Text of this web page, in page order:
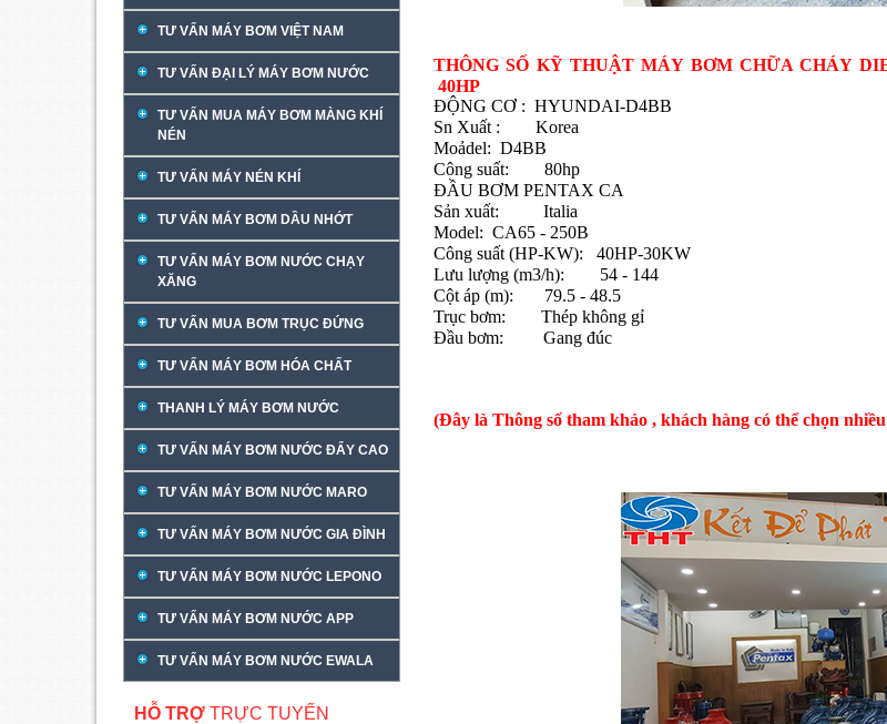
TƯ VẤN MÁY BƠM VIỆT NAM
TƯ VẤN ĐẠI LÝ MÁY BƠM NƯỚC
TƯ VẤN MUA MÁY BƠM MÀNG KHÍ
NÉN
TƯ VẤN MÁY NÉN KHÍ
TƯ VẤN MÁY BƠM DẦU NHỚT
TƯ VẤN MÁY BƠM NƯỚC CHẠY
XĂNG
TƯ VẤN MUA BƠM TRỤC ĐỨNG
TƯ VẤN MÁY BƠM HÓA CHẤT
THANH LÝ MÁY BƠM NƯỚC
TƯ VẤN MÁY BƠM NƯỚC ĐẨY CAO
TƯ VẤN MÁY BƠM NƯỚC MARO
TƯ VẤN MÁY BƠM NƯỚC GIA ĐÌNH
TƯ VẤN MÁY BƠM NƯỚC LEPONO
TƯ VẤN MÁY BƠM NƯỚC APP
TƯ VẤN MÁY BƠM NƯỚC EWALA
HỖ TRỢ TRỰC TUYẾN
THÔNG SỐ KỸ THUẬT MÁY BƠM CHỮA CHÁY
40HP
ĐỘNG CƠ : HYUNDAI-D4BB
Sn Xuất : Korea
Moảdel: D4BB
Công suất: 80hp
ĐẦU BƠM PENTAX CA
Sản xuất: Italia
Model: CA65 - 250B
Công suất (HP-KW): 40HP-30KW
Lưu lượng (m3/h): 54 - 144
Cột áp (m): 79.5 - 48.5
Trục bơm: Thép không gỉ
Đầu bơm: Gang đúc
(Đây là Thông số tham khảo , khách hàng có thể chọn